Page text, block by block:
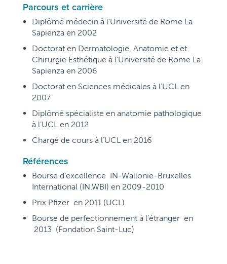
Parcours et carrière
Diplômé médecin à l’Université de Rome La
Sapienza en 2002
Doctorat en Dermatologie, Anatomie et et
Chirurgie Esthétique à l’Université de Rome La
Sapienza en 2006
Doctorat en Sciences médicales à l’UCL en
2007
Diplômé spécialiste en anatomie pathologique
à l’UCL en 2012
Chargé de cours à l’UCL en 2016
Références
Bourse d’excellence IN-Wallonie-Bruxelles
International (IN.WBI) en 2009-2010
Prix Pfizer en 2011 (UCL)
Bourse de perfectionnement à l’étranger en
2013 (Fondation Saint-Luc)